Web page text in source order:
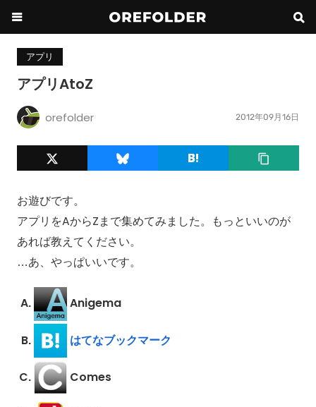
アプリ
アプリAtoZ
orefolder 2012年09月16日
お遊びです。
アプリをAからZまで集めてみました。もっといいのが
あれば教えてください。
…あ、やっぱいいです。
Anigema
はてなブックマーク
Comes